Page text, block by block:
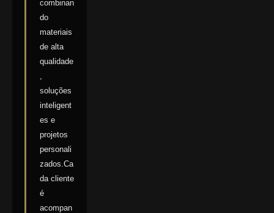
combinan
do
materiais
de alta
qualidade
soluções
inteligent
es e
projetos
personali
zados.Ca
da cliente
é
acompan